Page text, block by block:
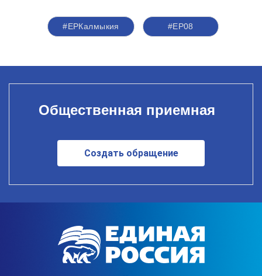
#ЕРКалмыкия #ЕР08
Общественная приемная
Создать обращение